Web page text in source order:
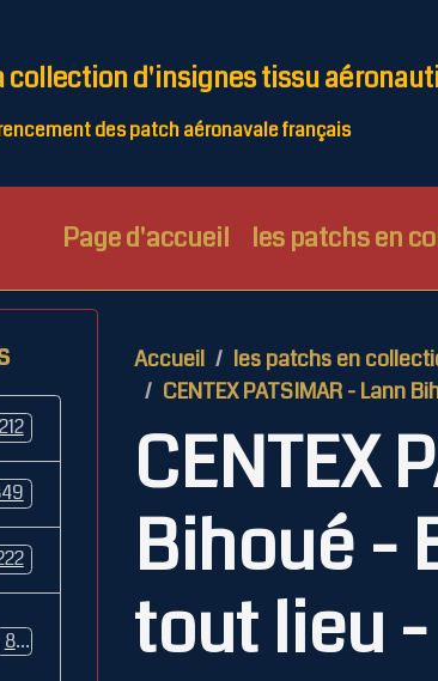
collection d'insignes tissu
des patch aéronavale français
Page d'accueil les patchs en
Accueil les patchs en
CENTEX PATSIMAR - Lann
CENTEX
Bihoué -
tout lieu
84